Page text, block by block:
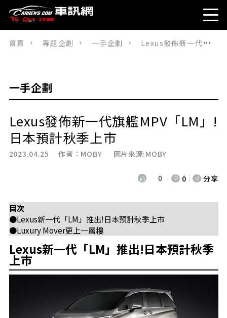
首頁 專題企劃 一手企劃 Lexus發佈新一代旗艦MPV「LM」! 日本預計秋季上市
一手企劃
Lexus發佈新一代旗艦MPV「LM」!
日本預計秋季上市
2023.04.25 作者： MOBY 圖片來源:MOBY
0 0 分享
目次
●Lexus新一代「LM」推出!日本預計秋季上市
●Luxury Mover更上一層樓
Lexus新一代「LM」推出!日本預計秋季
上市